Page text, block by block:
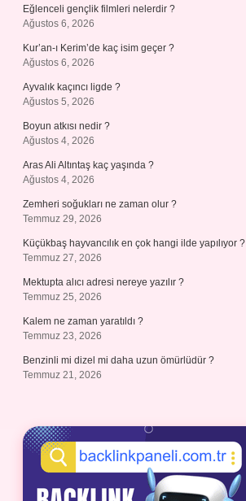
Eğlenceli gençlik filmleri nelerdir ?
Ağustos 6, 2026
Kur’an-ı Kerim’de kaç isim geçer ?
Ağustos 6, 2026
Ayvalık kaçıncı ligde ?
Ağustos 5, 2026
Boyun atkısı nedir ?
Ağustos 4, 2026
Aras Ali Altıntaş kaç yaşında ?
Ağustos 4, 2026
Zemheri soğukları ne zaman olur ?
Temmuz 29, 2026
Küçükbaş hayvancılık en çok hangi ilde yapılıyor ?
Temmuz 27, 2026
Mektupta alıcı adresi nereye yazılır ?
Temmuz 25, 2026
Kalem ne zaman yaratıldı ?
Temmuz 23, 2026
Benzinli mi dizel mi daha uzun ömürlüdür ?
Temmuz 21, 2026